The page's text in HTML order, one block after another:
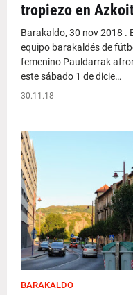
tropiezo en
Barakaldo, 30 nov 2018 .
equipo barakaldés de
femenino Pauldarrak
este sábado 1 de dicie…
30.11.18
BARAKALDO